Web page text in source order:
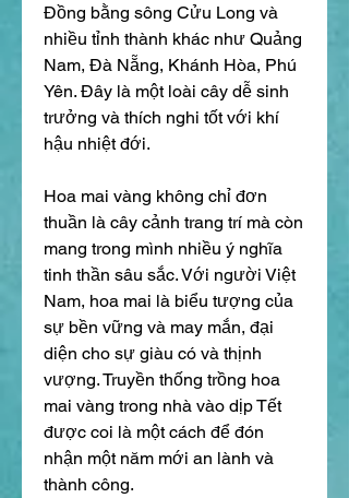
Đồng bằng sông Cửu Long và
nhiều tỉnh thành khác như Quảng
Nam, Đà Nẵng, Khánh Hòa, Phú
Yên. Đây là một loài cây dễ sinh
trưởng và thích nghi tốt với khí
hậu nhiệt đới.
Hoa mai vàng không chỉ đơn
thuần là cây cảnh trang trí mà còn
mang trong mình nhiều ý nghĩa
tinh thần sâu sắc. Với người Việt
Nam, hoa mai là biểu tượng của
sự bền vững và may mắn, đại
diện cho sự giàu có và thịnh
vượng. Truyền thống trồng hoa
mai vàng trong nhà vào dịp Tết
được coi là một cách để đón
nhận một năm mới an lành và
thành công.